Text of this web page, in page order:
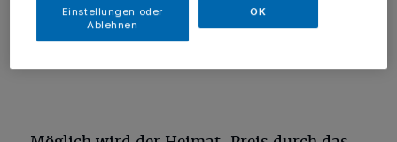
Foto: Ministerium für Heimat, Kommunales, Bau und Gleichstellung des Landes
Einstellungen oder
Ablehnen
OK